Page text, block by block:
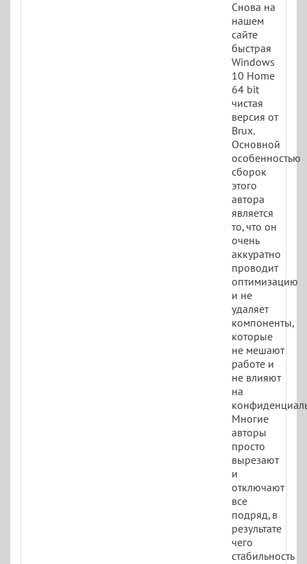
Снова на
нашем
сайте
быстрая
Windows
10 Home
64 bit
чистая
версия от
Brux.
Основной
особенностью
сборок
этого
автора
является
то, что он
очень
аккуратно
проводит
оптимизацию
и не
удаляет
компоненты,
которые
не мешают
работе и
не влияют
на
Многие
авторы
просто
вырезают
и
отключают
все
подряд, в
результате
чего
стабильность